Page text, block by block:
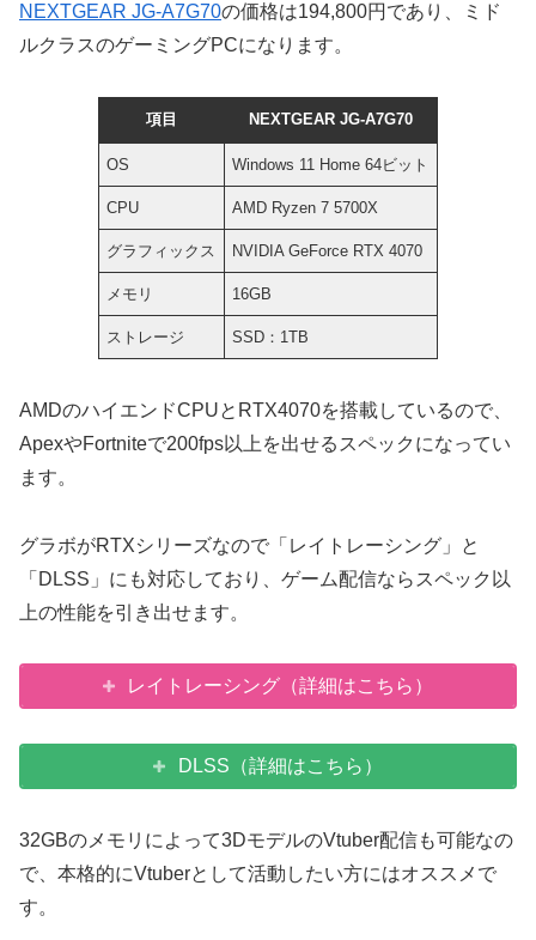
NEXTGEAR JG-A7G70の価格は194,800円であり、ミド
ルクラスのゲーミングPCになります。
項目 NEXTGEAR JG-A7G70
OS Windows 11 Home 64ビット
CPU AMD Ryzen 7 5700X
グラフィックス NVIDIA GeForce RTX 4070
メモリ 16GB
ストレージ SSD：1TB
AMDのハイエンドCPUとRTX4070を搭載しているので、
ApexやFortniteで200fps以上を出せるスペックになってい
ます。
グラボがRTXシリーズなので「レイトレーシング」と
「DLSS」にも対応しており、ゲーム配信ならスペック以
上の性能を引き出せます。
レイトレーシング（詳細はこちら）
DLSS（詳細はこちら）
32GBのメモリによって3DモデルのVtuber配信も可能なの
で、本格的にVtuberとして活動したい方にはオススメで
す。